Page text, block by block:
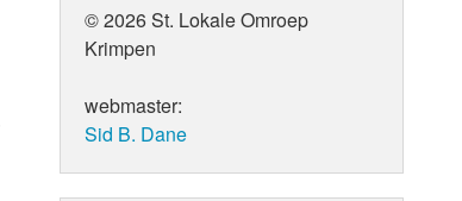
© 2026 St. Lokale Omroep
Krimpen
webmaster:
Sid B. Dane